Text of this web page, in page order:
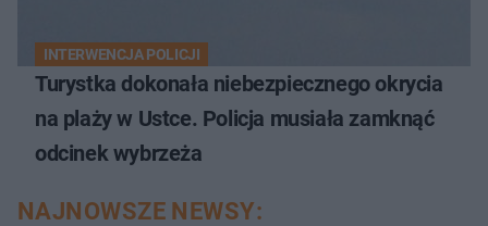
INTERWENCJA POLICJI
Turystka dokonała niebezpiecznego okrycia
na plaży w Ustce. Policja musiała zamknąć
odcinek wybrzeża
NAJNOWSZE NEWSY: